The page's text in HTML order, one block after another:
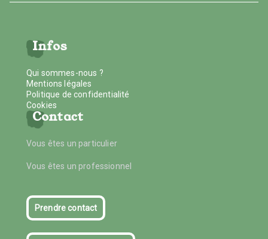
Infos
Qui sommes-nous ?
Mentions légales
Politique de confidentialité
Cookies
Contact
Vous êtes un particulier
Vous êtes un professionnel
Prendre contact